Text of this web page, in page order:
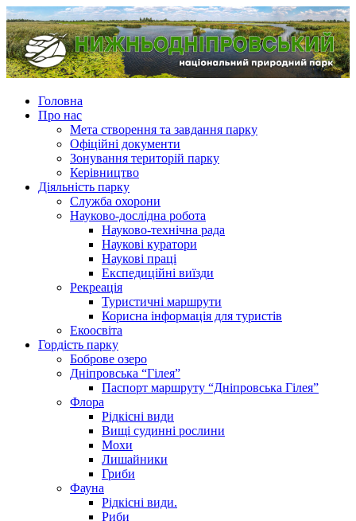
Головна
Про нас
Мета створення та завдання парку
Офіційні документи
Зонування територій парку
Керівництво
Діяльність парку
Служба охорони
Науково-дослідна робота
Науково-технічна рада
Наукові куратори
Наукові праці
Експедиційні виїзди
Рекреація
Туристичні маршрути
Корисна інформація для туристів
Екоосвіта
Гордість парку
Боброве озеро
Дніпровська “Гілея”
Паспорт маршруту “Дніпровська Гілея”
Флора
Рідкісні види
Вищі судинні рослини
Мохи
Лишайники
Гриби
Фауна
Рідкісні види.
Риби